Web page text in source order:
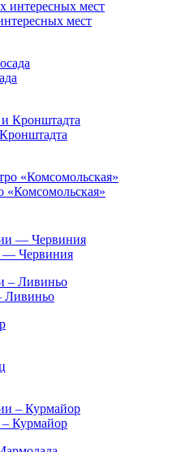
мест
«Комсомольская»
— Червиния
Ливиньо
Курмайор